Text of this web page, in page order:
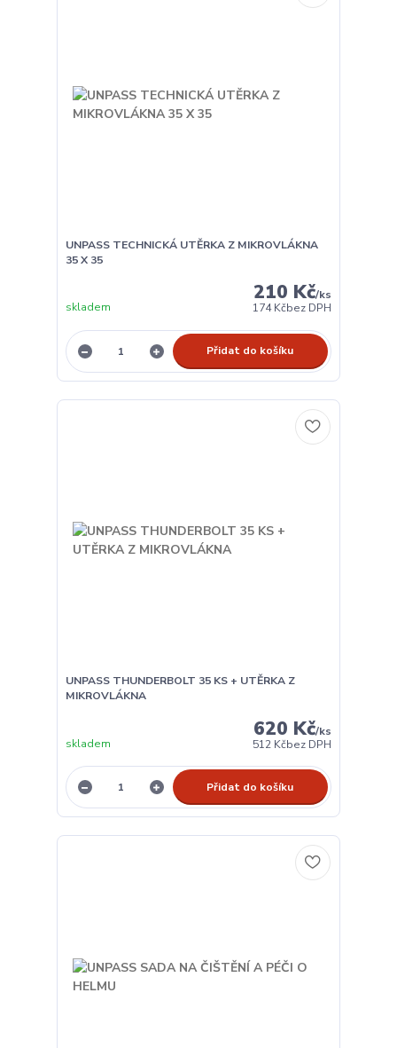
UNPASS TECHNICKÁ UTĚRKA Z MIKROVLÁKNA
35 X 35
210 Kč/ks
174 Kčbez DPH
skladem
Přidat do košíku
UNPASS THUNDERBOLT 35 KS + UTĚRKA Z
MIKROVLÁKNA
620 Kč/ks
512 Kčbez DPH
skladem
Přidat do košíku